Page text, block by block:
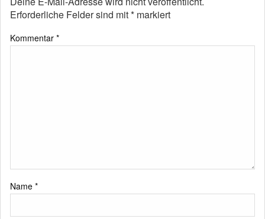
Erforderliche Felder sind mit* markiert
Kommentar *
Name *